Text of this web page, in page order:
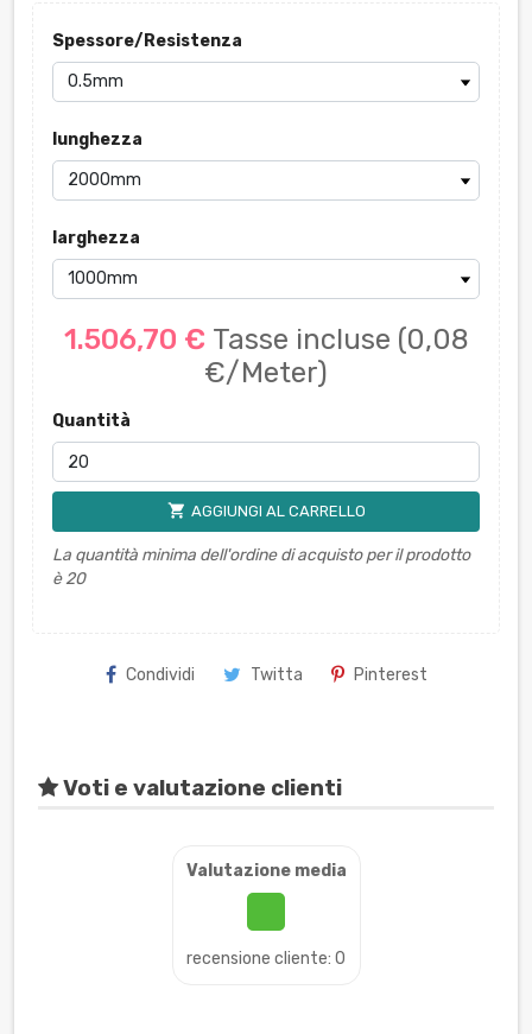
Spessore/Resistenza
lunghezza
larghezza
1.506,70 € Tasse incluse (0,08
€/Meter)
Quantità
shopping_cart AGGIUNGI AL CARRELLO
La quantità minima dell'ordine di acquisto per il prodotto
è 20
Condividi Twitta Pinterest
Voti e valutazione clienti
Valutazione media
recensione cliente: 0